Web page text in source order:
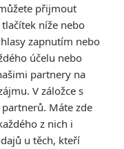
desítce
a další
14:50
přijmout
níže nebo
zapnutím nebo
účelu nebo
partnery na
V záložce s
Máte zde
z nich i
u těch, kteří